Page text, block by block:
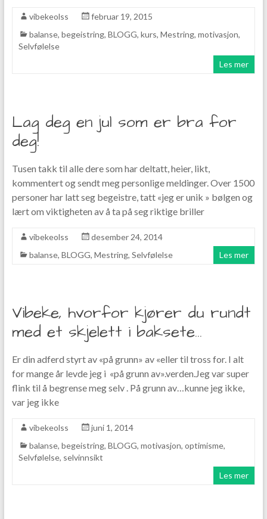
vibekeolss
februar 19, 2015
balanse, begeistring, BLOGG, kurs, Mestring, motivasjon,
Selvfølelse
Les mer
Lag deg en jul som er bra for
deg!
Tusen takk til alle dere som har deltatt, heier, likt,
kommentert og sendt meg personlige meldinger. Over 1500
personer har latt seg begeistre, tatt «jeg er unik » bølgen og
lært om viktigheten av å ta på seg riktige briller
vibekeolss
desember 24, 2014
balanse, BLOGG, Mestring, Selvfølelse Les mer
Vibeke, hvorfor kjører du rundt
med et skjelett i baksete…
Er din adferd styrt av «på grunn» av «eller til tross for. I alt
for mange år levde jeg i «på grunn av».verden.Jeg var super
flink til å begrense meg selv . På grunn av…kunne jeg ikke,
var jeg ikke
vibekeolss
juni 1, 2014
balanse, begeistring, BLOGG, motivasjon, optimisme,
Selvfølelse, selvinnsikt
Les mer